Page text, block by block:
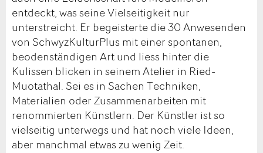
entdeckt, was seine Vielseitigkeit nur
unterstreicht. Er begeisterte die 30 Anwesenden
von SchwyzKulturPlus mit einer spontanen,
beodenständigen Art und liess hinter die
Kulissen blicken in seinem Atelier in Ried-
Muotathal. Sei es in Sachen Techniken,
Materialien oder Zusammenarbeiten mit
renommierten Künstlern. Der Künstler ist so
vielseitig unterwegs und hat noch viele Ideen,
aber manchmal etwas zu wenig Zeit.